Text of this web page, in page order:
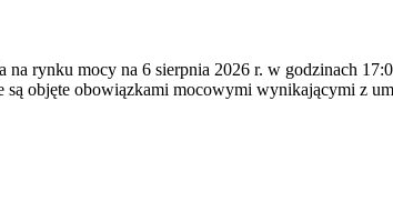
na rynku mocy na 6 sierpnia 2026 r. w godzinach
objęte obowiązkami mocowymi wynikającymi z